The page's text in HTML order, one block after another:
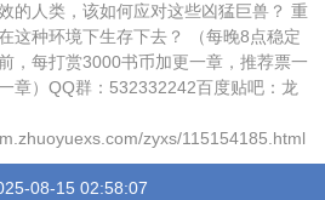
的人类，该如何应对这些凶猛巨兽？ 重
这种环境下生存下去？ （每晚8点稳定
，每打赏3000书币加更一章，推荐票一
章）QQ群：532332242百度贴吧：龙
zyxs/115154185.html
08-15 02:58:07